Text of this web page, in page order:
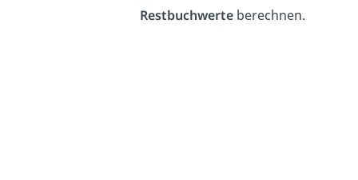
Restbuchwerte berechnen.